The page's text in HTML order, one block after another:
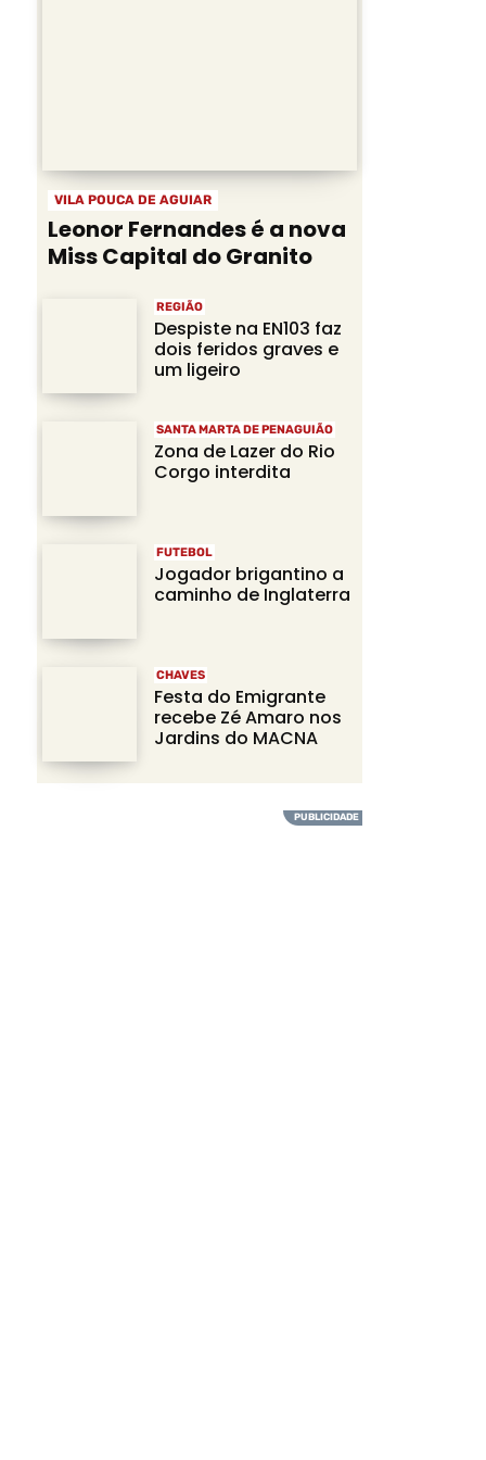
VILA POUCA DE AGUIAR
Leonor Fernandes é a nova
Miss Capital do Granito
REGIÃO
Despiste na EN103 faz
dois feridos graves e
um ligeiro
SANTA MARTA DE PENAGUIÃO
Zona de Lazer do Rio
Corgo interdita
FUTEBOL
Jogador brigantino a
caminho de Inglaterra
CHAVES
Festa do Emigrante
recebe Zé Amaro nos
Jardins do MACNA